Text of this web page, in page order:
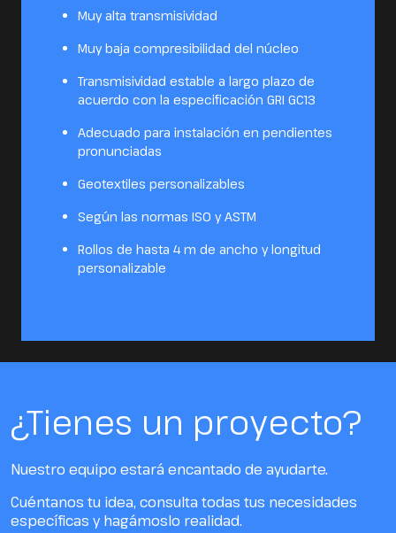
Muy alta transmisividad
Muy baja compresibilidad del núcleo
Transmisividad estable a largo plazo de
acuerdo con la especificación GRI GC13
Adecuado para instalación en pendientes
pronunciadas
Geotextiles personalizables
Según las normas ISO y ASTM
Rollos de hasta 4 m de ancho y longitud
personalizable
¿Tienes un proyecto?
Nuestro equipo estará encantado de ayudarte.
Cuéntanos tu idea, consulta todas tus necesidades
específicas y hagámoslo realidad.